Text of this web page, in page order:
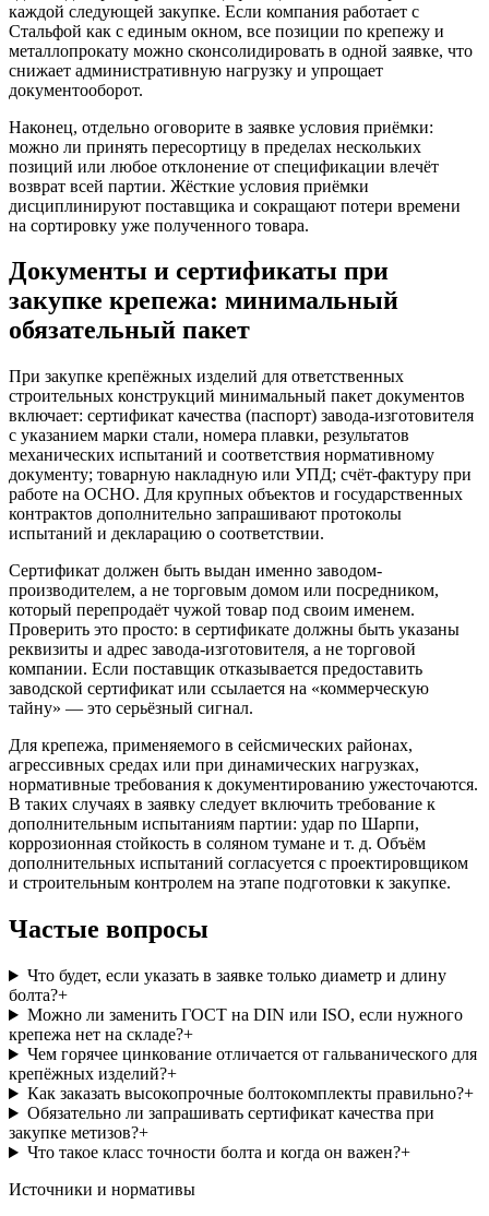
каждой следующей закупке. Если компания работает с
Стальфой как с единым окном, все позиции по крепежу и
металлопрокату можно сконсолидировать в одной заявке, что
снижает административную нагрузку и упрощает
документооборот.
Наконец, отдельно оговорите в заявке условия приёмки:
можно ли принять пересортицу в пределах нескольких
позиций или любое отклонение от спецификации влечёт
возврат всей партии. Жёсткие условия приёмки
дисциплинируют поставщика и сокращают потери времени
на сортировку уже полученного товара.
Документы и сертификаты при
закупке крепежа: минимальный
обязательный пакет
При закупке крепёжных изделий для ответственных
строительных конструкций минимальный пакет документов
включает: сертификат качества (паспорт) завода-изготовителя
с указанием марки стали, номера плавки, результатов
механических испытаний и соответствия нормативному
документу; товарную накладную или УПД; счёт-фактуру при
работе на ОСНО. Для крупных объектов и государственных
контрактов дополнительно запрашивают протоколы
испытаний и декларацию о соответствии.
Сертификат должен быть выдан именно заводом-
производителем, а не торговым домом или посредником,
который перепродаёт чужой товар под своим именем.
Проверить это просто: в сертификате должны быть указаны
реквизиты и адрес завода-изготовителя, а не торговой
компании. Если поставщик отказывается предоставить
заводской сертификат или ссылается на «коммерческую
тайну» — это серьёзный сигнал.
Для крепежа, применяемого в сейсмических районах,
агрессивных средах или при динамических нагрузках,
нормативные требования к документированию ужесточаются.
В таких случаях в заявку следует включить требование к
дополнительным испытаниям партии: удар по Шарпи,
коррозионная стойкость в соляном тумане и т. д. Объём
дополнительных испытаний согласуется с проектировщиком
и строительным контролем на этапе подготовки к закупке.
Частые вопросы
Что будет, если указать в заявке только диаметр и длину
болта?+
Можно ли заменить ГОСТ на DIN или ISO, если нужного
крепежа нет на складе?+
Чем горячее цинкование отличается от гальванического для
крепёжных изделий?+
Как заказать высокопрочные болтокомплекты правильно?+
Обязательно ли запрашивать сертификат качества при
закупке метизов?+
Что такое класс точности болта и когда он важен?+
Источники и нормативы